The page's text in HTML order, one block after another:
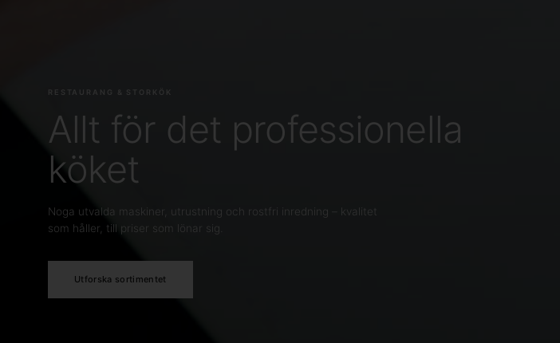
RESTAURANG & STORKÖK
Allt för det professionella
köket
Noga utvalda maskiner, utrustning och rostfri inredning – kvalitet
som håller, till priser som lönar sig.
Utforska sortimentet